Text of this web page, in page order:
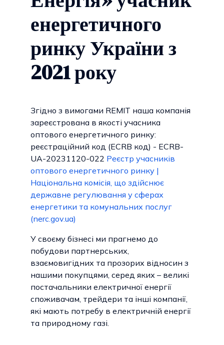
енергетичного
ринку України з
2021 року
Згідно з вимогами REMIT наша компанія
зареєстрована в якості учасника
оптового енергетичного ринку:
реєстраційний код (ECRB код) - ECRB-
UA-20231120-022 Реєстр учасників
оптового енергетичного ринку |
Національна комісія, що здійснює
державне регулювання у сферах
енергетики та комунальних послуг
(nerc.gov.ua)
У своєму бізнесі ми прагнемо до
побудови партнерських,
взаємовигідних та прозорих відносин з
нашими покупцями, серед яких – великі
постачальники електричної енергії
споживачам, трейдери та інші компанії,
які мають потребу в електричній енергії
та природному газі.